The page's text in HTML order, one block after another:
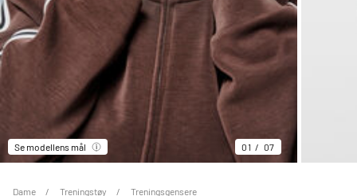
Se modellens mål 01 07
Dame Treningstøy Treningsgensere